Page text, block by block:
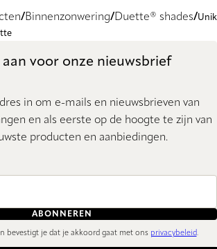
Binnenzonwering Duette® shades
Unik
aan voor onze nieuwsbrief
in om e-mails en nieuwsbrieven van
en als eerste op de hoogte te zijn van
producten en aanbiedingen.
ABONNEREN
bevestigt je dat je akkoord gaat met ons privacybeleid.